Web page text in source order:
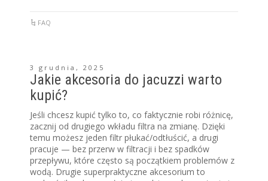
FAQ
3 grudnia, 2025
Jakie akcesoria do jacuzzi warto
kupić?
Jeśli chcesz kupić tylko to, co faktycznie robi różnicę,
zacznij od drugiego wkładu filtra na zmianę. Dzięki
temu możesz jeden filtr płukać/odtłuścić, a drugi
pracuje — bez przerw w filtracji i bez spadków
przepływu, które często są początkiem problemów z
wodą. Drugie superpraktyczne akcesorium to